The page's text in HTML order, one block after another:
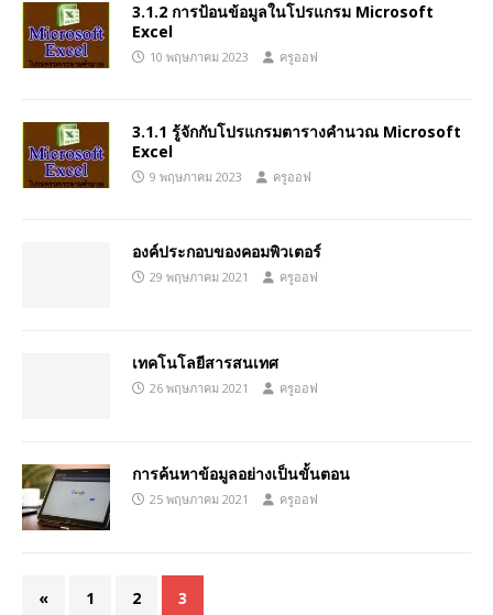
3.1.2 การป้อนข้อมูลในโปรแกรม Microsoft
Excel
10 พฤษภาคม 2023 ครูออฟ
3.1.1 รู้จักกับโปรแกรมตารางคำนวณ Microsoft
Excel
9 พฤษภาคม 2023 ครูออฟ
องค์ประกอบของคอมพิวเตอร์
29 พฤษภาคม 2021 ครูออฟ
เทคโนโลยีสารสนเทศ
26 พฤษภาคม 2021 ครูออฟ
การค้นหาข้อมูลอย่างเป็นขั้นตอน
25 พฤษภาคม 2021 ครูออฟ
« 1 2 3